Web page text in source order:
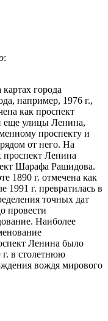
:
города
например, 1976 г.,
как проспект
еще улицы Ленина,
проспекту и
от него. На
Ленина
Шарафа Рашидова.
1890 г. отмечена как
1991 г. превратилась в
точных дат
провести
Наиболее
Ленина было
г. в столетнюю
вождя мирового